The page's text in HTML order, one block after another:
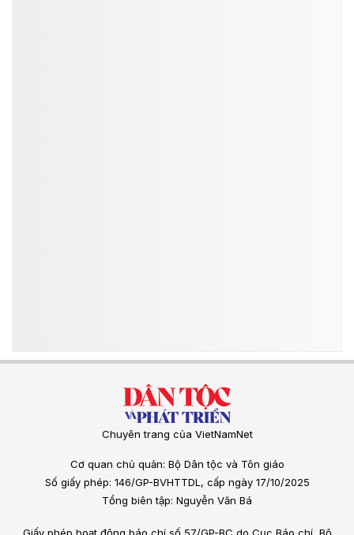
Chuyên trang của VietNamNet
Cơ quan chủ quản: Bộ Dân tộc và Tôn giáo
Số giấy phép: 146/GP-BVHTTDL, cấp ngày 17/10/2025
Tổng biên tập: Nguyễn Văn Bá